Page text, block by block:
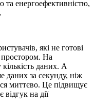
енергоефективністю,
які не готові
простором. На
даних. А
даних за секунду, ніж
миттєво. Це підвищує
на дії